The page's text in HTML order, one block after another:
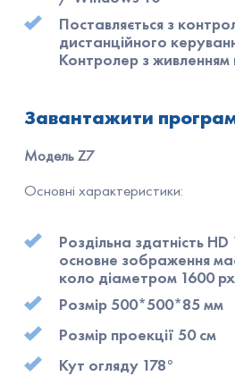
Поставляється з
дистанційного
Контролер з живленням
Завантажити
Модель Z7
Основні характеристики:
Роздільна здатність
основне зображення
коло діаметром 1600 px
Розмір 500*500*85 мм
Розмір проекції 50 см
Кут огляду 178°